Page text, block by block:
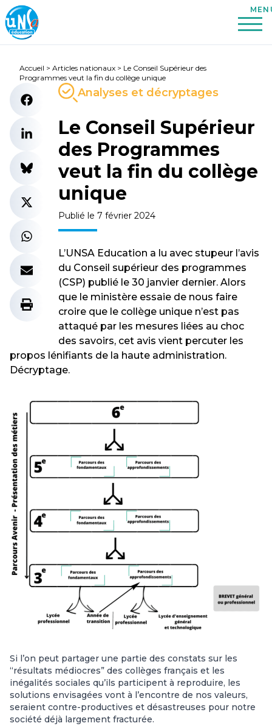
Accueil > Articles nationaux > Le Conseil Supérieur des
Programmes veut la fin du collège unique
Analyses et décryptages
Le Conseil Supérieur
des Programmes
veut la fin du collège
unique
Publié le 7 février 2024
L’UNSA Education a lu avec stupeur l’avis
du Conseil supérieur des programmes
(CSP) publié le 30 janvier dernier. Alors
que le ministère essaie de nous faire
croire que le collège unique n’est pas
attaqué par les mesures liées au choc
des savoirs, cet avis vient percuter les
propos lénifiants de la haute administration.
Décryptage.
Si l’on peut partager une partie des constats sur les
“résultats médiocres” des collèges français et les
inégalités sociales qu’ils participent à reproduire, les
solutions envisagées vont à l’encontre de nos valeurs,
seraient contre-productives et désastreuses pour notre
société déjà largement fracturée.